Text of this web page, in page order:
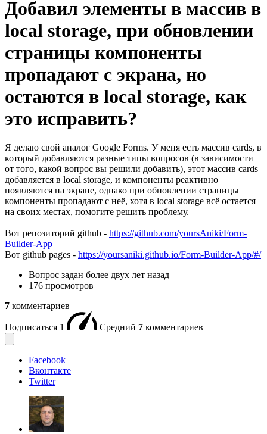
Добавил элементы в массив в
local storage, при обновлении
страницы компоненты
пропадают с экрана, но
остаются в local storage, как
это исправить?
Я делаю свой аналог Google Forms. У меня есть массив cards, в
который добавляются разные типы вопросов (в зависимости
от того, какой вопрос вы решили добавить), этот массив cards
добавляется в local storage, и компоненты реактивно
появляются на экране, однако при обновлении страницы
компоненты пропадают с неё, хотя в local storage всё остается
на своих местах, помогите решить проблему.
Вот репозиторий github - https://github.com/yoursAniki/Form-
Builder-App
Вот github pages - https://yoursaniki.github.io/Form-Builder-App/#/
Вопрос задан более двух лет назад
176 просмотров
7 комментариев
Подписаться 1 Средний 7 комментариев
Facebook
Вконтакте
Twitter